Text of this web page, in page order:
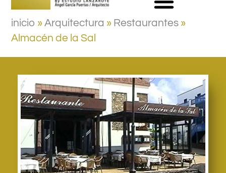
inicio »Arquitectura » Restaurantes »
Almacén de la Sal